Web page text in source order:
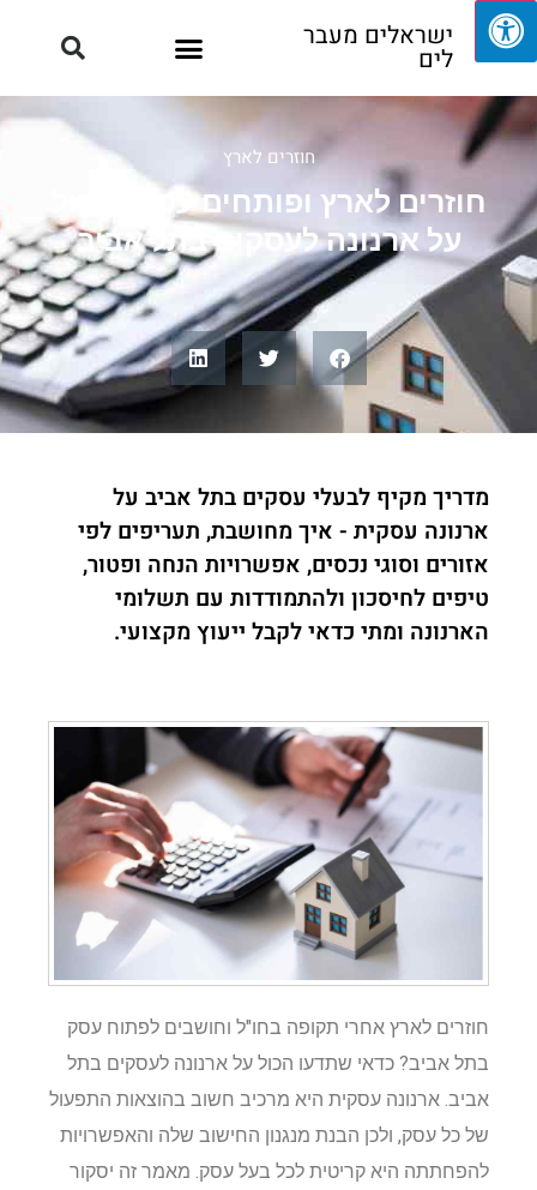
ישראלים מעבר
לים
חוזרים לארץ
חוזרים לארץ ופותחים עסק? הכול
על ארנונה לעסקים בתל אביב
מדריך מקיף לבעלי עסקים בתל אביב על
ארנונה עסקית - איך מחושבת, תעריפים לפי
אזורים וסוגי נכסים, אפשרויות הנחה ופטור,
טיפים לחיסכון ולהתמודדות עם תשלומי
הארנונה ומתי כדאי לקבל ייעוץ מקצועי.
חוזרים לארץ אחרי תקופה בחו"ל וחושבים לפתוח עסק
בתל אביב? כדאי שתדעו הכול על ארנונה לעסקים בתל
אביב. ארנונה עסקית היא מרכיב חשוב בהוצאות התפעול
של כל עסק, ולכן הבנת מנגנון החישוב שלה והאפשרויות
להפחתתה היא קריטית לכל בעל עסק. מאמר זה יסקור